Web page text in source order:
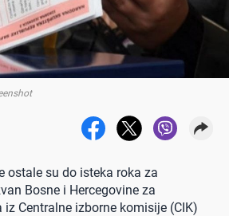
ostale su do isteka roka za
Bosne i Hercegovine za
iz Centralne izborne komisije (CIK)